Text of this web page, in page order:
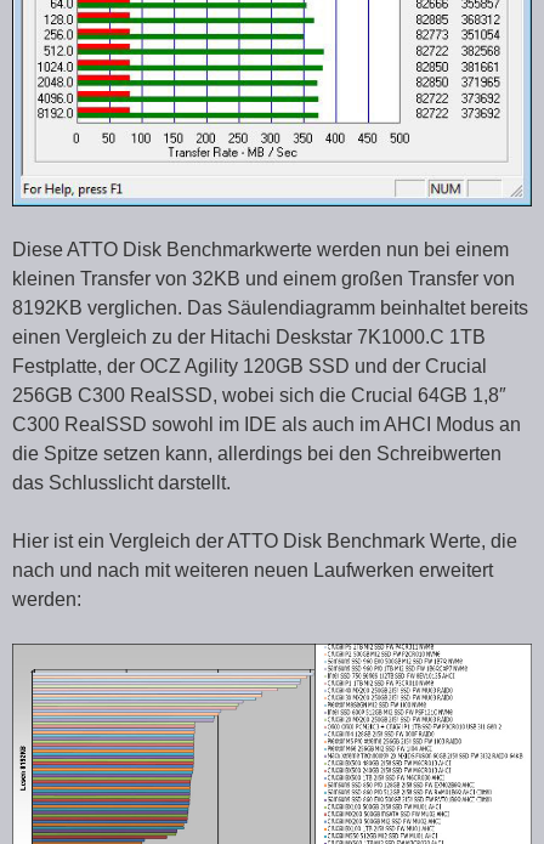
Diese ATTO Disk Benchmarkwerte werden nun bei einem
kleinen Transfer von 32KB und einem großen Transfer von
8192KB verglichen. Das Säulendiagramm beinhaltet bereits
einen Vergleich zu der Hitachi Deskstar 7K1000.C 1TB
Festplatte, der OCZ Agility 120GB SSD und der Crucial
256GB C300 RealSSD, wobei sich die Crucial 64GB 1,8″
C300 RealSSD sowohl im IDE als auch im AHCI Modus an
die Spitze setzen kann, allerdings bei den Schreibwerten
das Schlusslicht darstellt.
Hier ist ein Vergleich der ATTO Disk Benchmark Werte, die
nach und nach mit weiteren neuen Laufwerken erweitert
werden: